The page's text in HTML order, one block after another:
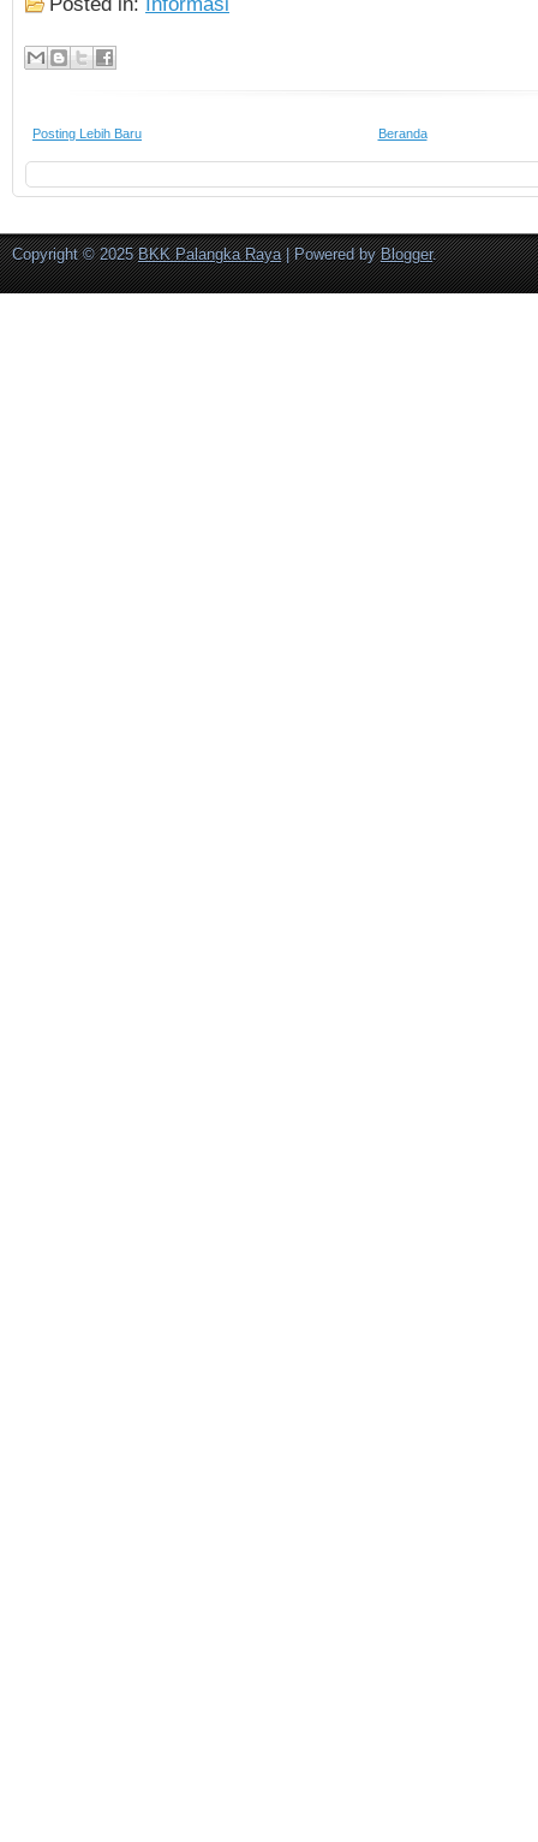
Posting Lebih Baru Beranda
Copyright © 2025BKK Palangka Raya| Powered byBlogger.